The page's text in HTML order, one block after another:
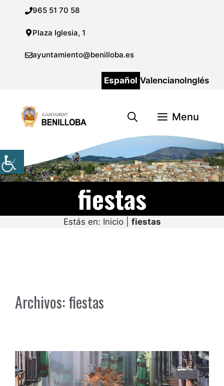
contenido
965 51 70 58
Plaza Iglesia, 1
ayuntamiento@benilloba.es
Español ValencianoInglés
Menu
fiestas
Estás en: Inicio| fiestas
Archivos:fiestas